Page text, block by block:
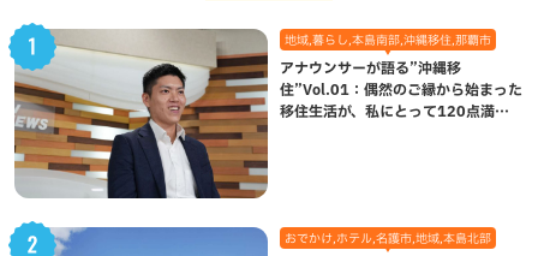
地域,暮らし,本島南部,沖縄移住,那覇市
アナウンサーが語る”沖縄移
住”Vol.01：偶然のご縁から始まった
移住生活が、私にとって120点満点
おでかけ,ホテル,名護市,地域,本島北部